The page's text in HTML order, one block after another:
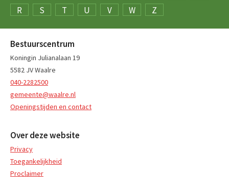
R
S T U V W Z
Bestuurscentrum
Koningin Julianalaan 19
5582 JV Waalre
040-2282500
gemeente@waalre.nl
Openingstijden en contact
Over deze website
Privacy
Toegankelijkheid
Proclaimer